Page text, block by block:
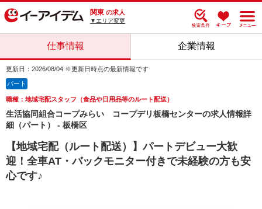
関東 の求人
▼エリア変更
仕事情報 企業情報
更新日：2026/08/04 ※更新日時点の最新情報です
パート
職種：地域宅配スタッフ（食品や日用品等のルート配送）
生活協同組合コープみらい コープデリ板橋センターの求人情報詳
細（パート） - 板橋区
【地域宅配（ルート配送）】パートデビュー大歓
迎！全車AT・バックモニター付きで未経験の方も安
心です♪